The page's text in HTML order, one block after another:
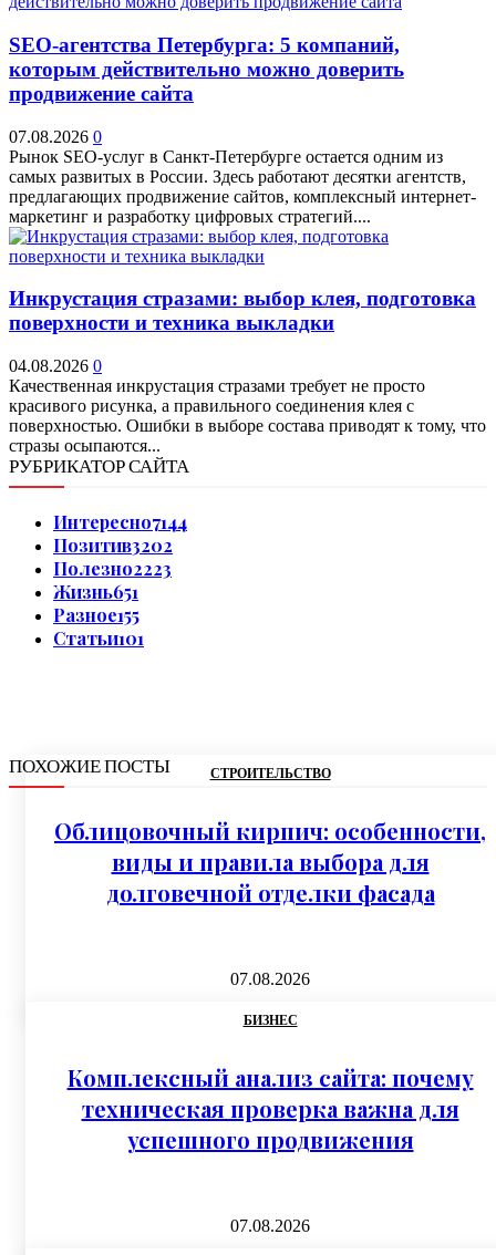
SEO-агентства Петербурга: 5 компаний,
которым действительно можно доверить
продвижение сайта
07.08.2026 0
Рынок SEO-услуг в Санкт-Петербурге остается одним из
самых развитых в России. Здесь работают десятки агентств,
предлагающих продвижение сайтов, комплексный интернет-
маркетинг и разработку цифровых стратегий....
Инкрустация стразами: выбор клея, подготовка
поверхности и техника выкладки
04.08.2026 0
Качественная инкрустация стразами требует не просто
красивого рисунка, а правильного соединения клея с
поверхностью. Ошибки в выборе состава приводят к тому, что
стразы осыпаются...
РУБРИКАТОР САЙТА
Интересно7144
Позитив3202
Полезно2223
Жизнь651
Разное155
Статьи101
ПОХОЖИЕ ПОСТЫ СТРОИТЕЛЬСТВО
Облицовочный кирпич: особенности,
виды и правила выбора для
долговечной отделки фасада
07.08.2026
БИЗНЕС
Комплексный анализ сайта: почему
техническая проверка важна для
успешного продвижения
07.08.2026